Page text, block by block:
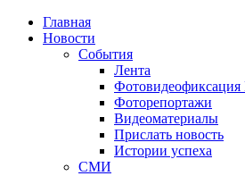
Главная
Новости
События
Лента
Фоторепортажи
Видеоматериалы
Прислать новость
Истории успеха
СМИ